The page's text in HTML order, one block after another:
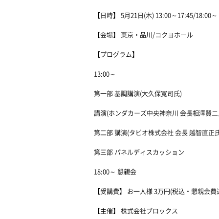
【日時】 5月21日(木) 13:00～17:45/18:00～
【会場】 東京・品川/コクヨホール
【プログラム】
13:00～
第一部 基調講演(大久保寛司氏)
講演(ホンダカーズ中央神奈川 会長相澤賢二
第二部 講演(タビオ株式会社 会長 越智直正
第三部 パネルディスカッション
18:00～ 懇親会
【受講費】 お一人様 3万円(税込・懇親会費
【主催】 株式会社ブロックス